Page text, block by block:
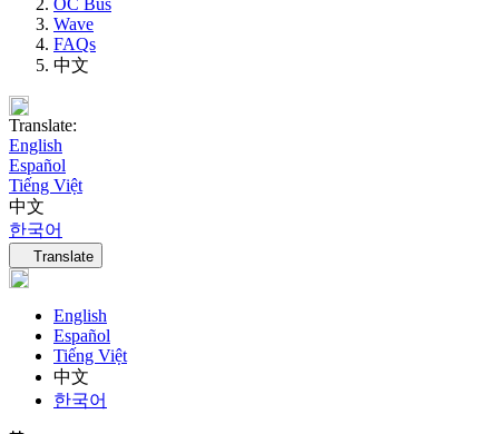
OC Bus
Wave
FAQs
中文
Translate:
English
Español
Tiếng Việt
中文
한국어
Language navigation
Translate
English
Español
Tiếng Việt
中文
한국어